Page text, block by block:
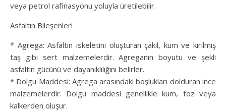
veya petrol rafinasyonu yoluyla üretilebilir.
Asfaltın Bileşenleri
* Agrega: Asfaltın iskeletini oluşturan çakıl, kum ve kırılmış
taş gibi sert malzemelerdir. Agreganın boyutu ve şekli
asfaltın gücünü ve dayanıklılığını belirler.
* Dolgu Maddesi: Agrega arasındaki boşlukları dolduran ince
malzemelerdir. Dolgu maddesi genellikle kum, toz veya
kalkerden oluşur.